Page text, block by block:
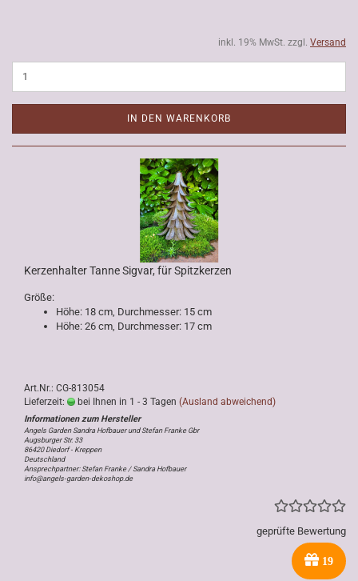
inkl. 19% MwSt. zzgl. Versand
IN DEN WARENKORB
Kerzenhalter Tanne Sigvar, für Spitzkerzen
Größe:
Höhe: 18 cm, Durchmesser: 15 cm
Höhe: 26 cm, Durchmesser: 17 cm
Art.Nr.: CG-813054
Lieferzeit:
bei Ihnen in 1 - 3 Tagen (Ausland abweichend)
Angels Garden Sandra Hofbauer und Stefan Franke Gbr
Augsburger Str. 33
86420 Diedorf - Kreppen
Deutschland
Ansprechpartner: Stefan Franke / Sandra Hofbauer
info@angels-garden-dekoshop.de
geprüfte Bewertung
19